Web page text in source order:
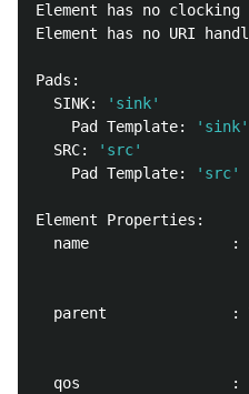
Element has no
Element has no URI
Pads:
  SINK:
'sink'
    Pad Template:
'sink'
  SRC:
'src'
    Pad Template:
'src'
Element Properties:
name                :
parent              :
qos                 :